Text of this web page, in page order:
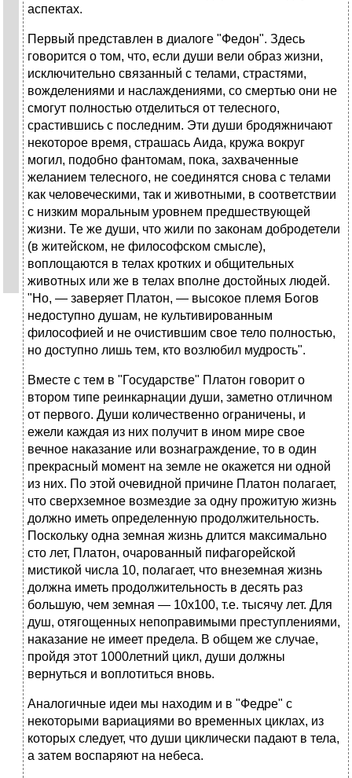
аспектах.
Первый представлен в диалоге "Федон". Здесь
говорится о том, что, если души вели образ жизни,
исключительно связанный с телами, страстями,
вожделениями и наслаждениями, со смертью они не
смогут полностью отделиться от телесного,
срастившись с последним. Эти души бродяжничают
некоторое время, страшась Аида, кружа вокруг
могил, подобно фантомам, пока, захваченные
желанием телесного, не соединятся снова с телами
как человеческими, так и животными, в соответствии
с низким моральным уровнем предшествующей
жизни. Те же души, что жили по законам добродетели
(в житейском, не философском смысле),
воплощаются в телах кротких и общительных
животных или же в телах вполне достойных людей.
"Но, — заверяет Платон, — высокое племя Богов
недоступно душам, не культивированным
философией и не очистившим свое тело полностью,
но доступно лишь тем, кто возлюбил мудрость".
Вместе с тем в "Государстве" Платон говорит о
втором типе реинкарнации души, заметно отличном
от первого. Души количественно ограничены, и
ежели каждая из них получит в ином мире свое
вечное наказание или вознаграждение, то в один
прекрасный момент на земле не окажется ни одной
из них. По этой очевидной причине Платон полагает,
что сверхземное возмездие за одну прожитую жизнь
должно иметь определенную продолжительность.
Поскольку одна земная жизнь длится максимально
сто лет, Платон, очарованный пифагорейской
мистикой числа 10, полагает, что внеземная жизнь
должна иметь продолжительность в десять раз
большую, чем земная — 10x100, т.е. тысячу лет. Для
душ, отягощенных непоправимыми преступлениями,
наказание не имеет предела. В общем же случае,
пройдя этот 1000летний цикл, души должны
вернуться и воплотиться вновь.
Аналогичные идеи мы находим и в "Федре" с
некоторыми вариациями во временных циклах, из
которых следует, что души циклически падают в тела,
а затем воспаряют на небеса.